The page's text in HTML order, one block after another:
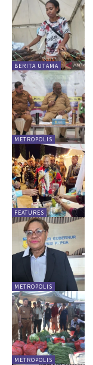
BERITA UTAMA
METROPOLIS
FEATURES
METROPOLIS
METROPOLIS